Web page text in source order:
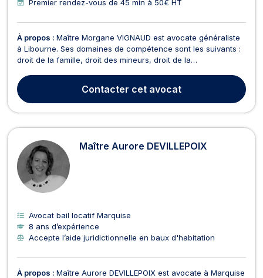
Premier rendez-vous de 45 min à 50€ HT
À propos : Maître Morgane VIGNAUD est avocate généraliste
à Libourne. Ses domaines de compétence sont les suivants :
droit de la famille, droit des mineurs, droit de la
construction, droit des contrats, dommage corporel et
indemnisation des victimes. En droit de la famille, ...
Contacter cet avocat
Maître Aurore DEVILLEPOIX
Avocat bail locatif Marquise
8 ans d’expérience
Accepte l’aide juridictionnelle en baux d'habitation
À propos : Maître Aurore DEVILLEPOIX est avocate à Marquise